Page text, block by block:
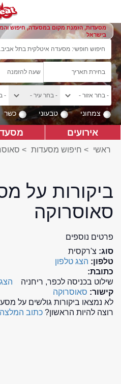
מסעדות, הזמנת מקום במסעדה, חיפוש
בישראל
צמחוני טבעוני כשר
אירועים
ראשי > חיפוש מסעדות >
ביקורות על
סאוסרוקה
פרטים נוספים
סוג: צ'רקסית
טלפון: הצג טלפון
כתובת:
שילוט בכניסה לכפר, ריחניה
קישור: סאוסרוקה
לא נמצאו ביקורות גולשים על
רוצה להיות הראשון? כתוב